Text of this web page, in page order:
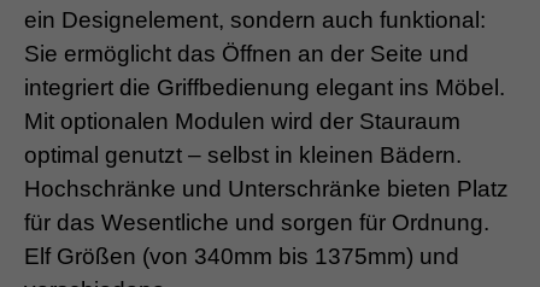
ein Designelement, sondern auch funktional:
Sie ermöglicht das Öffnen an der Seite und
integriert die Griffbedienung elegant ins Möbel.
Mit optionalen Modulen wird der Stauraum
optimal genutzt – selbst in kleinen Bädern.
Hochschränke und Unterschränke bieten Platz
für das Wesentliche und sorgen für Ordnung.
Elf Größen (von 340mm bis 1375mm) und